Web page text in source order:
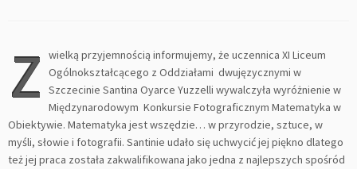
Z
wielką przyjemnością informujemy, że uczennica XI Liceum
Ogólnokształcącego z Oddziałami dwujęzycznymi w
Szczecinie Santina Oyarce Yuzzelli wywalczyła wyróżnienie w
Międzynarodowym Konkursie Fotograficznym Matematyka w
Obiektywie. Matematyka jest wszędzie… w przyrodzie, sztuce, w
myśli, słowie i fotografii. Santinie udało się uchwycić jej piękno dlatego
też jej praca została zakwalifikowana jako jedna z najlepszych spośród